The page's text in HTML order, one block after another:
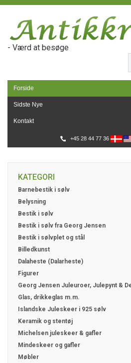
- Værd at besøge
Forside
Sidste Nye
Kontakt
+45 28 44 77 36
KATEGORI
Barnebestik i sølv
Belysning
Bestik i sølv
Bestik i sølv fra Georg Jensen
Bestik i sølvplet og stål
Billedkunst
Dalaheste (Dalarheste)
Figurer
Georg Jensen Juleuroer, Julepynt &
Glas, drikkeglas m.m.
Islandske Juleskeer i 925 sølv
Keramik og stentøj
Michelsen juleskeer & gafler
Mindeskeer og gafler
Møbler